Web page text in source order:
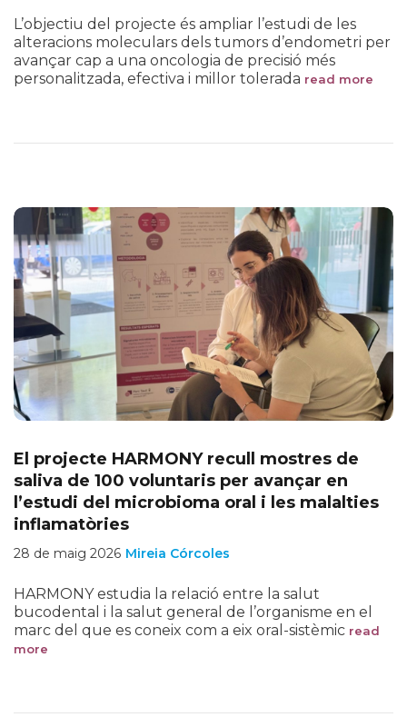
L’objectiu del projecte és ampliar l’estudi de les
alteracions moleculars dels tumors d’endometri per
avançar cap a una oncologia de precisió més
personalitzada, efectiva i millor tolerada read more
El projecte HARMONY recull mostres de
saliva de 100 voluntaris per avançar en
l’estudi del microbioma oral i les malalties
inflamatòries
Mireia Córcoles
28 de maig 2026
HARMONY estudia la relació entre la salut
bucodental i la salut general de l’organisme en el
marc del que es coneix com a eix oral-sistèmic read
more